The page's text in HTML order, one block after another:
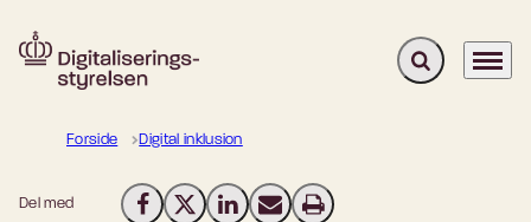
Gå til forsiden Fold søgefelt
Menu
Forside Digital inklusion
Del med Del på Facebook
Del på X (Twitter)
Del på LinkedIn
Send email
Print